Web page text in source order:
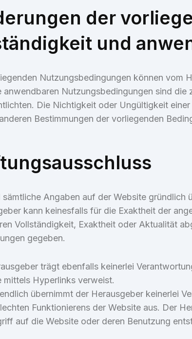
der
und
Nutzungsbedingungen können vom
anwendbaren Nutzungsbedingungen sind
Die Nichtigkeit oder Ungültigkeit
Bestimmungen der vorliegenden
sämtliche Angaben auf der Website
kann keinesfalls für die Exaktheit der
Vollständigkeit, Exaktheit oder Aktualität
gegeben.
trägt ebenfalls keinerlei
mittels Hyperlinks verweist.
übernimmt der Herausgeber keinerlei
Funktionierens der Website aus. Der
auf die Website oder deren Benutzung